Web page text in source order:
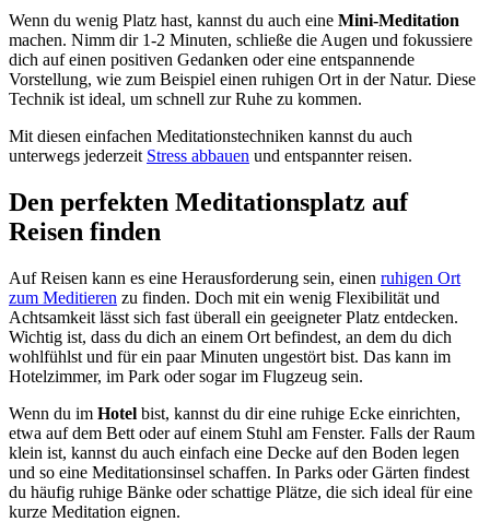
Wenn du wenig Platz hast, kannst du auch eine Mini-Meditation
machen. Nimm dir 1-2 Minuten, schließe die Augen und fokussiere
dich auf einen positiven Gedanken oder eine entspannende
Vorstellung, wie zum Beispiel einen ruhigen Ort in der Natur. Diese
Technik ist ideal, um schnell zur Ruhe zu kommen.
Mit diesen einfachen Meditationstechniken kannst du auch
unterwegs jederzeit Stress abbauen und entspannter reisen.
Den perfekten Meditationsplatz auf
Reisen finden
Auf Reisen kann es eine Herausforderung sein, einen ruhigen Ort
zum Meditieren zu finden. Doch mit ein wenig Flexibilität und
Achtsamkeit lässt sich fast überall ein geeigneter Platz entdecken.
Wichtig ist, dass du dich an einem Ort befindest, an dem du dich
wohlfühlst und für ein paar Minuten ungestört bist. Das kann im
Hotelzimmer, im Park oder sogar im Flugzeug sein.
Wenn du im Hotel bist, kannst du dir eine ruhige Ecke einrichten,
etwa auf dem Bett oder auf einem Stuhl am Fenster. Falls der Raum
klein ist, kannst du auch einfach eine Decke auf den Boden legen
und so eine Meditationsinsel schaffen. In Parks oder Gärten findest
du häufig ruhige Bänke oder schattige Plätze, die sich ideal für eine
kurze Meditation eignen.